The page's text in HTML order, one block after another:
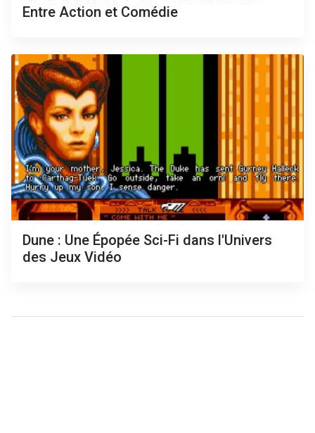
Entre Action et Comédie
Dune : Une Épopée Sci-Fi dans l'Univers
des Jeux Vidéo